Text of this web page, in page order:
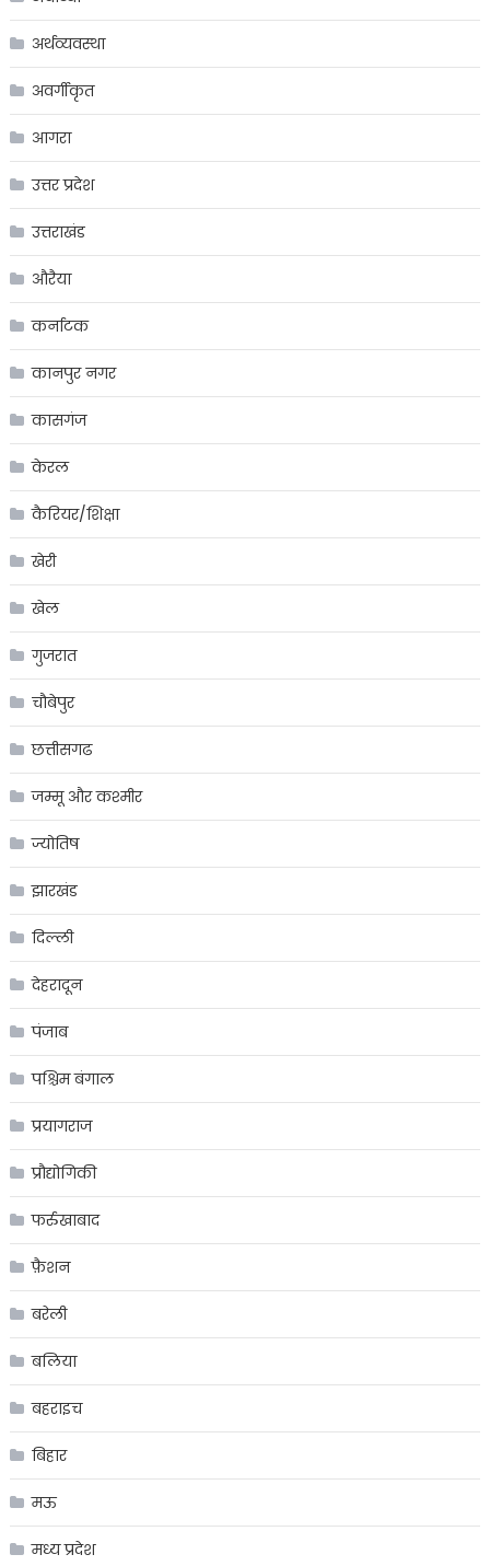
अर्थव्यवस्था
अवर्गीकृत
आगरा
उत्तर प्रदेश
उत्तराखंड
औरैया
कर्नाटक
कानपुर नगर
कासगंज
केरल
कैरियर/शिक्षा
खेरी
खेल
गुजरात
चौबेपुर
छत्तीसगढ
जम्मू और कश्मीर
ज्योतिष
झारखंड
दिल्ली
देहरादून
पंजाब
पश्चिम बंगाल
प्रयागराज
प्रौद्योगिकी
फर्रुखाबाद
फ़ैशन
बरेली
बलिया
बहराइच
बिहार
मऊ
मध्य प्रदेश